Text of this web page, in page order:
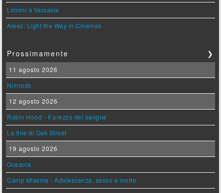
Limoni a Varsavia
Ateez: Light the Way in Cinemas
Prossimamente ❯
11 agosto 2026
Nimrods
12 agosto 2026
Robin Hood - Il prezzo del sangue
La fine di Oak Street
19 agosto 2026
Oceania
Camp Miasma - Adolescenza, sesso e morte